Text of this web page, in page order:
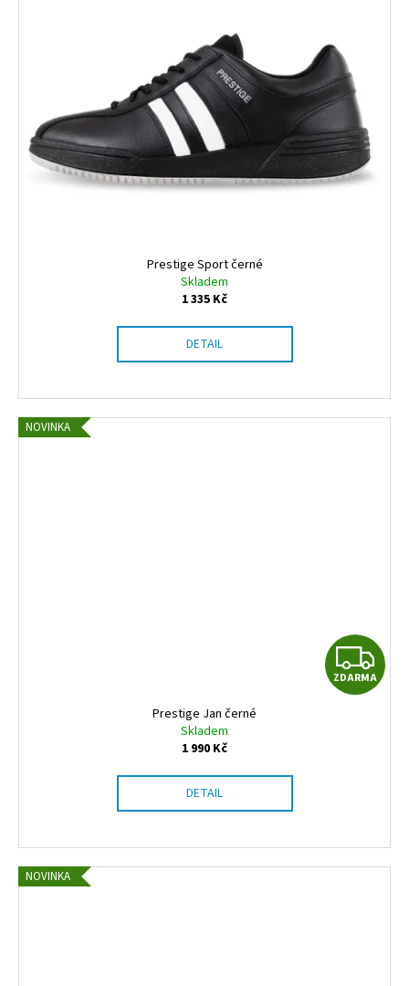
Prestige Sport černé
Skladem
1 335 Kč
DETAIL
NOVINKA
Z
D
A
ZDARMA
Prestige Jan černé
Skladem
1 990 Kč
DETAIL
NOVINKA